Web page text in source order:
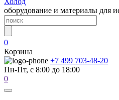
оборудование и материалы для
0
Корзина
+7 499 703-48-20
Пн-Пт, с 8:00 до 18:00
0